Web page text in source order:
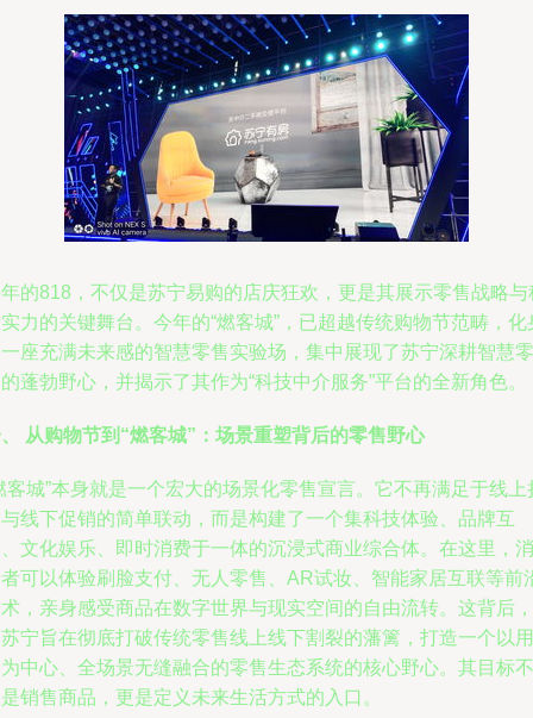
的818，不仅是苏宁易购的店庆狂欢，更是其展示零售战略与
力的关键舞台。今年的“燃客城”，已超越传统购物节范畴，化
座充满未来感的智慧零售实验场，集中展现了苏宁深耕智慧零
蓬勃野心，并揭示了其作为“科技中介服务”平台的全新角色。
从购物节到“燃客城”：场景重塑背后的零售野心
客城”本身就是一个宏大的场景化零售宣言。它不再满足于线上
线下促销的简单联动，而是构建了一个集科技体验、品牌互
文化娱乐、即时消费于一体的沉浸式商业综合体。在这里，消
可以体验刷脸支付、无人零售、AR试妆、智能家居互联等前
，亲身感受商品在数字世界与现实空间的自由流转。这背后，
宁旨在彻底打破传统零售线上线下割裂的藩篱，打造一个以用
中心、全场景无缝融合的零售生态系统的核心野心。其目标不
销售商品，更是定义未来生活方式的入口。